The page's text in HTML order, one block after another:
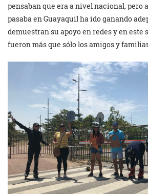
pensaban que era a nivel nacional, pero
pasaba en Guayaquil ha ido ganando
demuestran su apoyo en redes y en este
fueron más que sólo los amigos y